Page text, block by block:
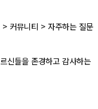
커뮤니티 > 자주하는 질문
르신들을 존경하고 감사하는